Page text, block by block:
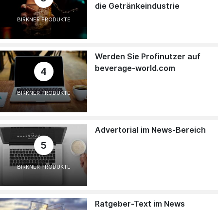
BIRKNER PRODUKTE
die Getränkeindustrie
4
BIRKNER PRODUKTE
Werden Sie Profinutzer auf
beverage-world.com
5
BIRKNER PRODUKTE
Advertorial im News-Bereich
Ratgeber-Text im News